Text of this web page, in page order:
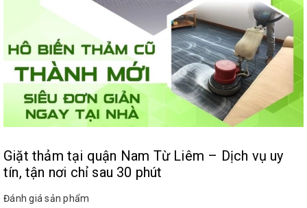
Giặt thảm tại quận Nam Từ Liêm – Dịch vụ uy
tín, tận nơi chỉ sau 30 phút
Đánh giá sản phẩm